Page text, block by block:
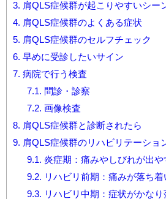
3.
肩QLS症候群が起こりやすいシー
4.
肩QLS症候群のよくある症状
5.
肩QLS症候群のセルフチェック
6. 早めに受診したいサイン
7. 病院で行う検査
7.1.
問診・診察
7.2. 画像検査
8.
肩QLS症候群と診断されたら
9.
肩QLS症候群のリハビリテーショ
9.1.
炎症期：痛みやしびれが出や
9.2.
リハビリ前期：痛みが落ち着
9.3.
リハビリ中期：症状がかな